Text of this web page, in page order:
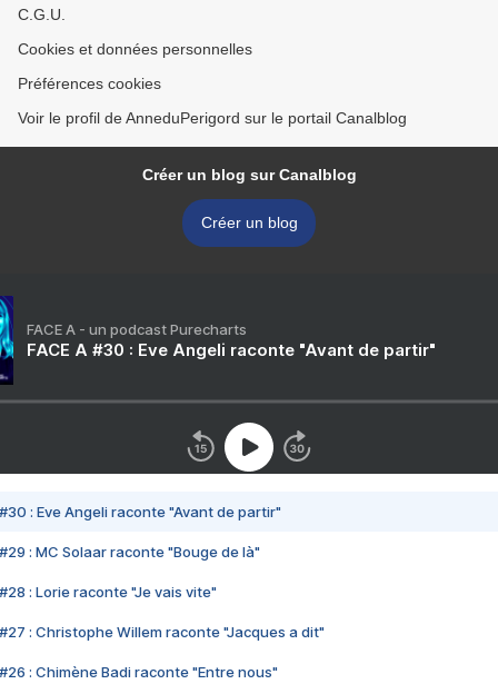
C.G.U.
Cookies et données personnelles
Préférences cookies
Voir le profil de AnneduPerigord sur le portail Canalblog
Créer un blog sur Canalblog
Créer un blog
FACE A - un podcast Purecharts
FACE A #30 : Eve Angeli raconte "Avant de partir"
#30 : Eve Angeli raconte "Avant de partir"
#29 : MC Solaar raconte "Bouge de là"
#28 : Lorie raconte "Je vais vite"
#27 : Christophe Willem raconte "Jacques a dit"
#26 : Chimène Badi raconte "Entre nous"